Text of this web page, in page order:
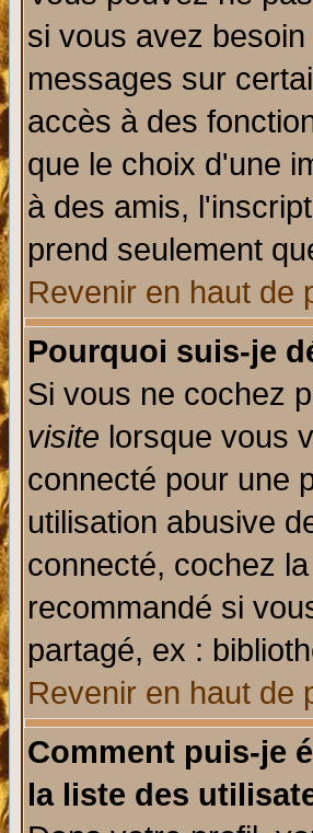
si vous avez
messages sur
accès à des
que le choix d'une
à des amis,
prend seulement
Revenir en haut de
Pourquoi suis-je
Si vous ne cochez
visite lorsque vous
connecté pour une
utilisation abusive
connecté, cochez
recommandé si
partagé, ex :
Revenir en haut de
Comment puis-je
la liste des